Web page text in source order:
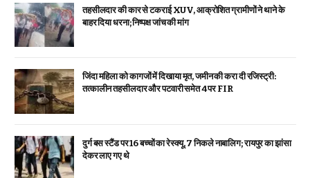
तहसीलदार की कार से टकराई XUV, आक्रोशित ग्रामीणों ने थाने के
बाहर दिया धरना; निष्पक्ष जांच की मांग
जिंदा महिला को कागजों में दिखाया मृत, जमीन की करा दी रजिस्ट्री:
तत्कालीन तहसीलदार और पटवारी समेत 4 पर FIR
दुर्ग बस स्टैंड पर 16 बच्चों का रेस्क्यू, 7 निकले नाबालिग; रायपुर का झांसा
देकर लाए गए थे